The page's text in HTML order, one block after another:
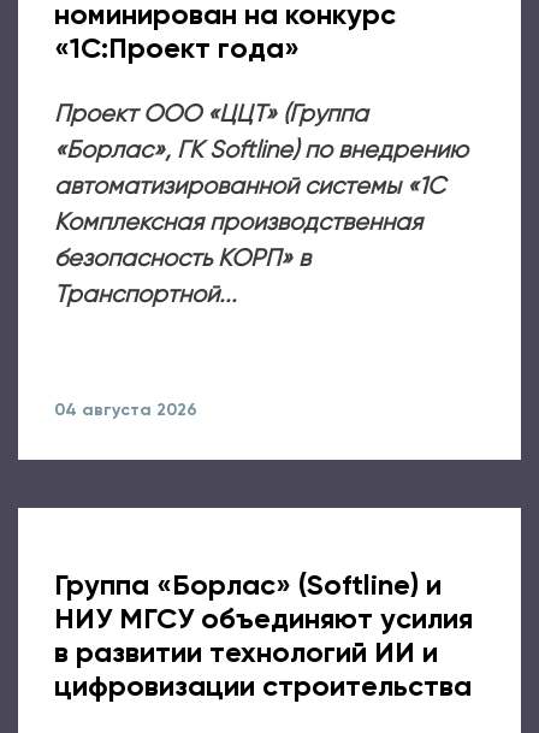
номинирован на конкурс
«1С:Проект года»
Проект ООО «ЦЦТ» (Группа
«Борлас», ГК Softline) по внедрению
автоматизированной системы «1С
Комплексная производственная
безопасность КОРП» в
Транспортной...
04 августа 2026
Группа «Борлас» (Softline) и
НИУ МГСУ объединяют усилия
в развитии технологий ИИ и
цифровизации строительства